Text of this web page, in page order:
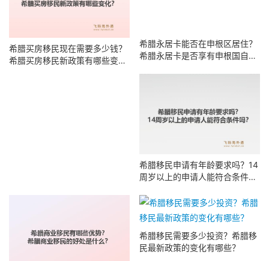
希腊买房移民现在需要多少钱？
希腊买房移民新政策有哪些变
希腊永居卡能否在申根区居住？
希腊永居卡是否享有申根国自由
居住权？
希腊商业移民有哪些优势？希腊
商业移民的好处是什么？